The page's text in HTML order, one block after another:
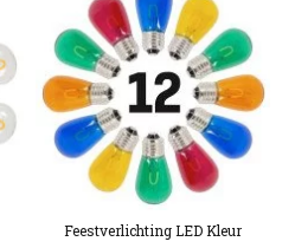
Feestverlichting LED Kleur